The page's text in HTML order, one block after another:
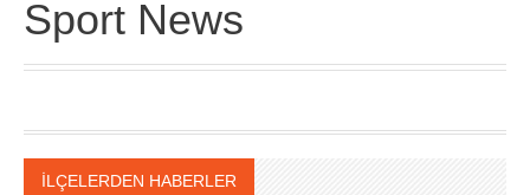
Sport News
İLÇELERDEN HABERLER